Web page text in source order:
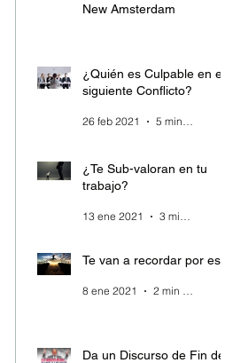
New Amsterdam
¿Quién es Culpable en el
siguiente Conflicto?
26 feb 2021 5 min de lectura
¿Te Sub-valoran en tu
trabajo?
13 ene 2021 3 min de lectura
Te van a recordar por esto
8 ene 2021 2 min de lectura
Da un Discurso de Fin de